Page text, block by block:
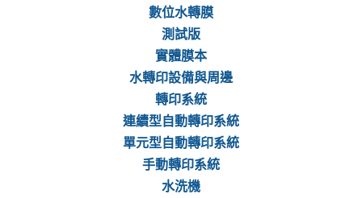
數位水轉膜
測試版
實體膜本
水轉印設備與周邊
轉印系統
連續型自動轉印系統
單元型自動轉印系統
手動轉印系統
水洗機